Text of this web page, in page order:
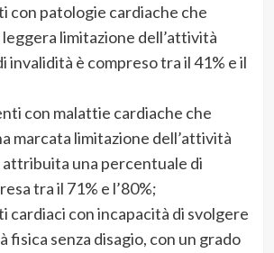
con patologie cardiache che
limitazione dell’attività
invalidità è compreso tra il 41% e il
con malattie cardiache che
marcata limitazione dell’attività
attribuita una percentuale di
tra il 71% e l’80%;
cardiaci con incapacità di svolgere
fisica senza disagio, con un grado